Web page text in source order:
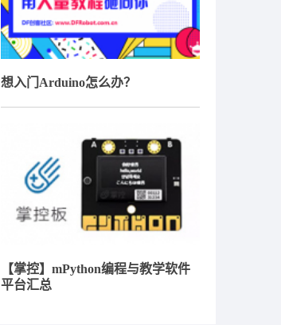
想入门Arduino怎么办？
【掌控】mPython编程与教学软件
平台汇总